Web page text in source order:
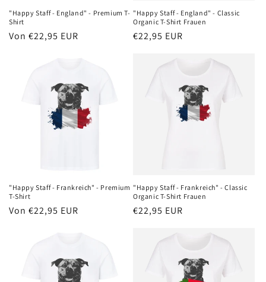
"Happy Staff - England" - Premium T-
Shirt
Normaler
Von €22,95 EUR
"Happy Staff - England" - Classic
Organic T-Shirt Frauen
Normaler
€22,95 EUR
"Happy Staff - Frankreich" - Premium
T-Shirt
Normaler
Von €22,95 EUR
"Happy Staff - Frankreich" - Classic
Organic T-Shirt Frauen
Normaler
€22,95 EUR